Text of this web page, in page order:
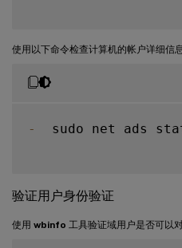
使用以下命令检查计算机的帐户详细信
-
sudo net ads
验证用户身份验证
使用 wbinfo 工具验证域用户是否可以